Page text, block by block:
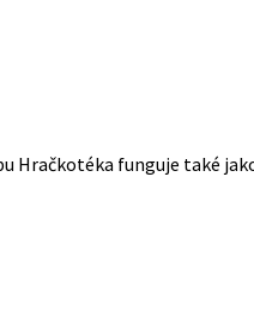
Hračkotéka funguje také